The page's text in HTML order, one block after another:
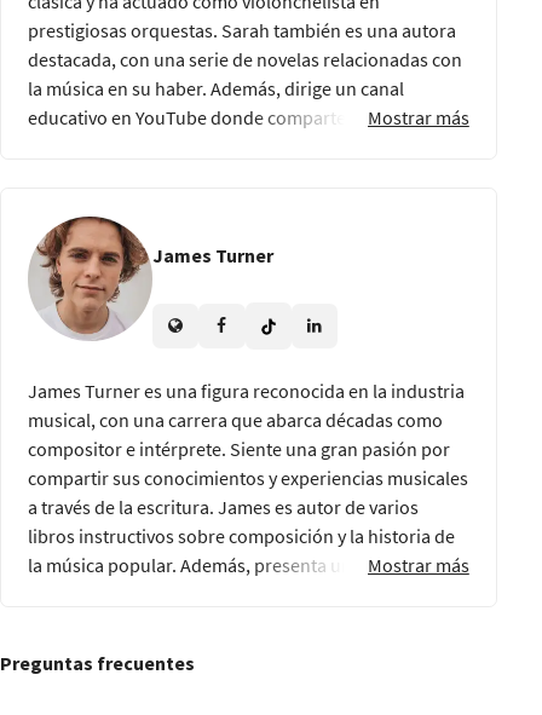
sonidos que nos rodean. ¡Inscríbete ahora y
emprende una odisea musical como ninguna otra!
prestigiosas orquestas. Sarah también es una autora
destacada, con una serie de novelas relacionadas con
la música en su haber. Además, dirige un canal
educativo en YouTube donde comparte tutoriales
Mostrar más
James Turner
James Turner es una figura reconocida en la industria
musical, con una carrera que abarca décadas como
compositor e intérprete. Siente una gran pasión por
compartir sus conocimientos y experiencias musicales
a través de la escritura. James es autor de varios
libros instructivos sobre composición y la historia de
la música popular. Además, presenta un pódcast en el
Mostrar más
Preguntas frecuentes